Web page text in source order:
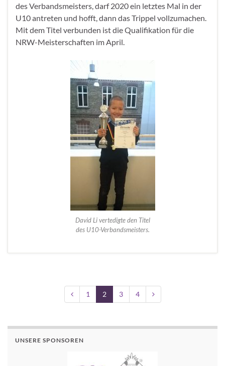
des Verbandsmeisters, darf 2020 ein letztes Mal in der
U10 antreten und hofft, dann das Trippel vollzumachen.
Mit dem Titel verbunden ist die Qualifikation für die
NRW-Meisterschaften im April.
David Li vertedigte den Titel
des U10-Verbandsmeisters.
1 2 3 4
UNSERE SPONSOREN